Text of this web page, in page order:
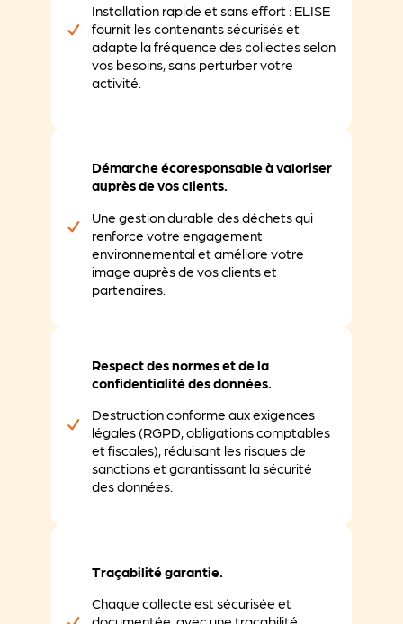
Installation rapide et sans effort : ELISE
fournit les contenants sécurisés et
adapte la fréquence des collectes selon
vos besoins, sans perturber votre
activité.
Démarche écoresponsable à valoriser
auprès de vos clients.
Une gestion durable des déchets qui
renforce votre engagement
environnemental et améliore votre
image auprès de vos clients et
partenaires.
Respect des normes et de la
confidentialité des données.
Destruction conforme aux exigences
légales (RGPD, obligations comptables
et fiscales), réduisant les risques de
sanctions et garantissant la sécurité
des données.
Traçabilité garantie.
Chaque collecte est sécurisée et